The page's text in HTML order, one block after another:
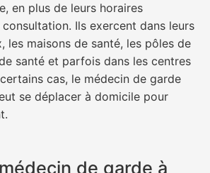
en plus de leurs horaires
Ils exercent dans leurs
les maisons de santé, les pôles de
santé et parfois dans les centres
cas, le médecin de garde
se déplacer à domicile pour
de garde à